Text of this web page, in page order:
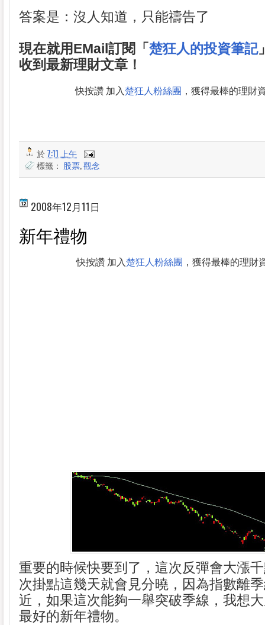
答案是：沒人知道，只能禱告了
現在就用EMail訂閱「 楚狂人的投資筆記
收到最新理財文章！
快按讚 加入楚狂人粉絲團 ，獲得最棒的理財
於7:11 上午
標籤： 股票,觀念
2008年12月11日
新年禮物
快按讚 加入楚狂人粉絲團 ，獲得最棒的理財
重要的時候快要到了，這次反彈會大漲
次掛點這幾天就會見分曉，因為指數離
近，如果這次能夠一舉突破季線，我想
最好的新年禮物。